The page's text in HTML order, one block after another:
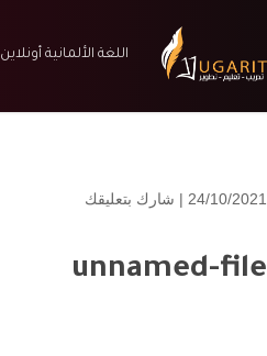
اللغة الألمانية أونلاين
24/10/2021 | شارك بتعليقك
unnamed-file